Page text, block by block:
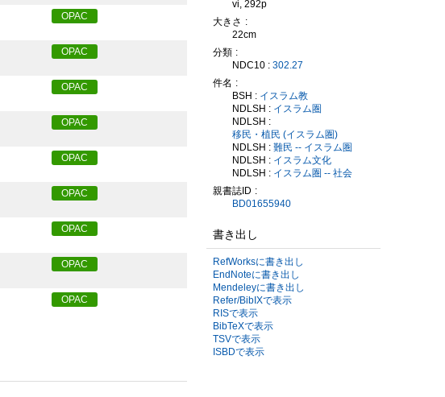
OPAC
OPAC
OPAC
OPAC
OPAC
OPAC
OPAC
OPAC
OPAC
vi, 292p
大きさ
22cm
分類
NDC10 : 302.27
件名
BSH : イスラム教
NDLSH : イスラム圏
NDLSH :
移民・植民 (イスラム圏)
NDLSH : 難民 -- イスラム圏
NDLSH : イスラム文化
NDLSH : イスラム圏 -- 社会
親書誌ID
BD01655940
書き出し
RefWorksに書き出し
EndNoteに書き出し
Mendeleyに書き出し
Refer/BibIXで表示
RISで表示
BibTeXで表示
TSVで表示
ISBDで表示